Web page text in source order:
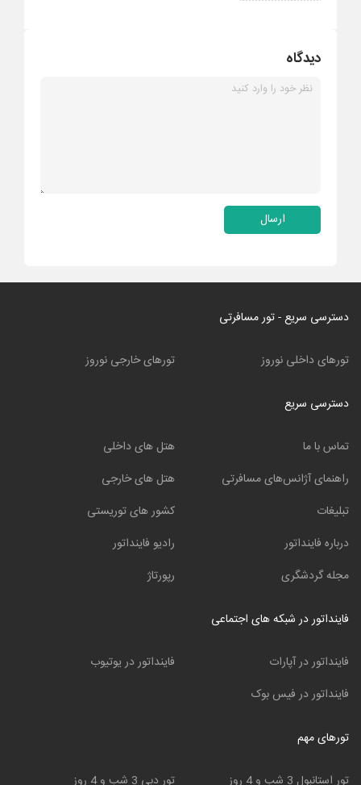
دیدگاه
ارسال
دسترسی سریع - تور مسافرتی
تورهای داخلی نوروز تورهای خارجی نوروز
دسترسی سریع
تماس با ما
راهنمای آژانس‌های مسافرتی
تبلیغات
درباره فاینداتور
مجله گردشگری
هتل های داخلی
هتل های خارجی
کشور های توریستی
رادیو فاینداتور
رپورتاژ
فاینداتور در شبکه های اجتماعی
فاینداتور در آپارات
فاینداتور در فیس بوک
فاینداتور در یوتیوب
تورهای مهم
تور استانبول 3 شب و 4 روز تور دبی 3 شب و 4 روز